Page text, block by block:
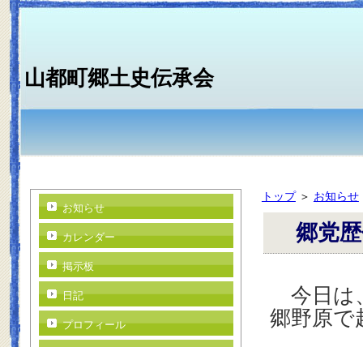
山都町郷土史伝承会
トップ＞ お知らせ
郷党歴
今日は
郷野原で
お知らせ
カレンダー
掲示板
日記
プロフィール